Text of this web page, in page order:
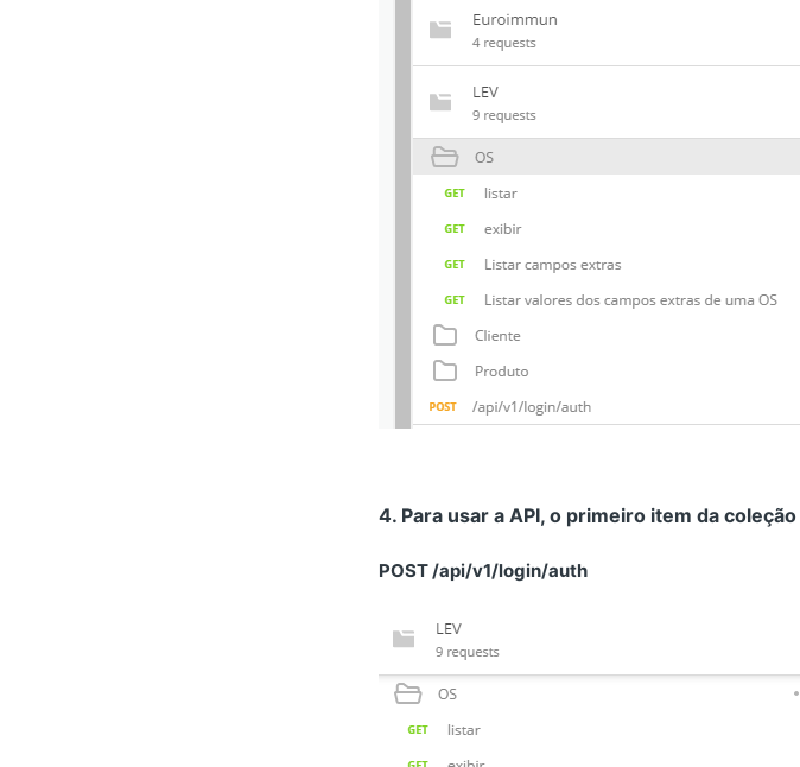
4. Para usar a API, o primeiro item da
POST /api/v1/login/auth